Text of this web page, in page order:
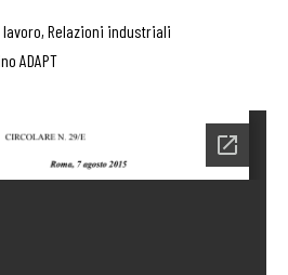
, Relazioni industriali
ADAPT